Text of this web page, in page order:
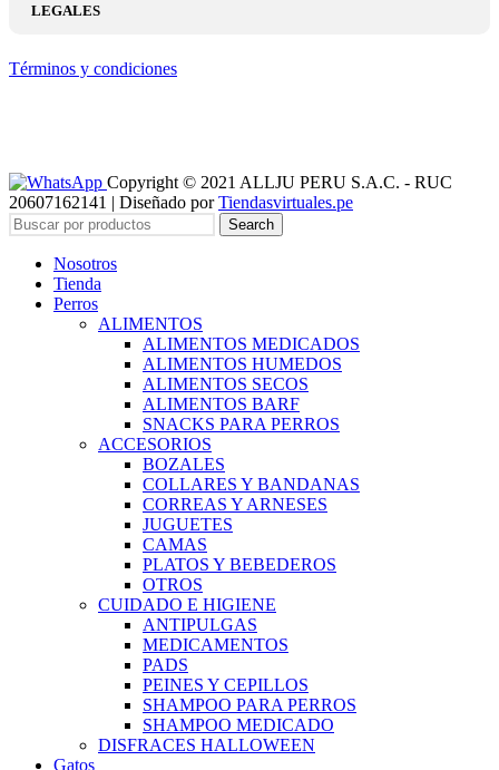
LEGALES
Términos y condiciones
Copyright © 2021 ALLJU PERU S.A.C. - RUC
20607162141 | Diseñado porTiendasvirtuales.pe
Search
Nosotros
Tienda
Perros
ALIMENTOS
ALIMENTOS MEDICADOS
ALIMENTOS HUMEDOS
ALIMENTOS SECOS
ALIMENTOS BARF
SNACKS PARA PERROS
ACCESORIOS
BOZALES
COLLARES Y BANDANAS
CORREAS Y ARNESES
JUGUETES
CAMAS
PLATOS Y BEBEDEROS
OTROS
CUIDADO E HIGIENE
ANTIPULGAS
MEDICAMENTOS
PADS
PEINES Y CEPILLOS
SHAMPOO PARA PERROS
SHAMPOO MEDICADO
DISFRACES HALLOWEEN
Gatos